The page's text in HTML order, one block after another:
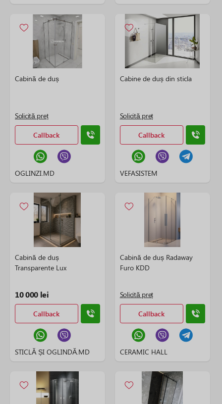
Cabină de duș
Solicită preț
Callback
OGLINZI.MD
Cabine de duș din sticla
Solicită preț
Callback
VEFASISTEM
Cabină de duș
Transparente Lux
10 000 lei
Callback
STICLĂ ȘI OGLINDĂ.MD
Cabină de duș Radaway
Furo KDD
Solicită preț
Callback
CERAMIC HALL